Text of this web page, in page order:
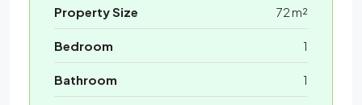
Property Size 72 m²
Bedroom 1
Bathroom 1